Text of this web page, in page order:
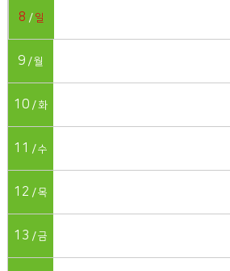
8 일
9 월
10 화
11 수
12 목
13 금